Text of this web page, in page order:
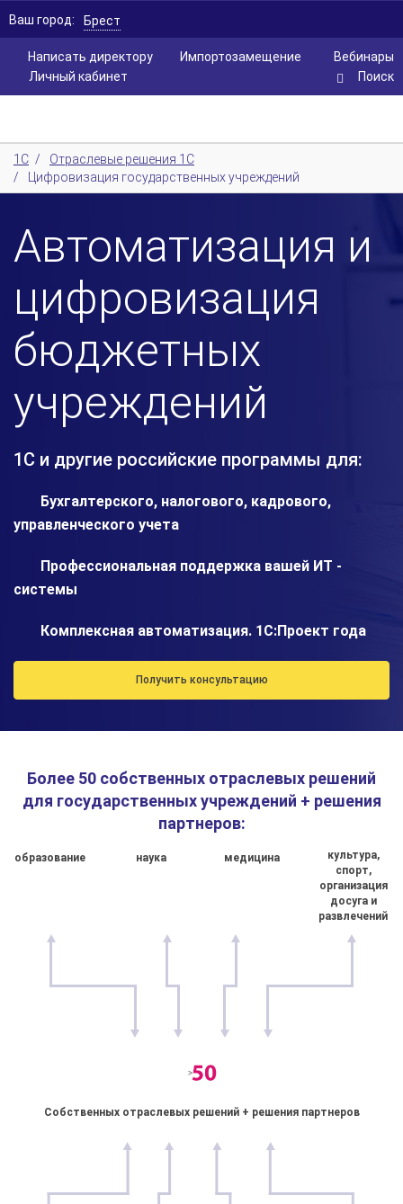
Написать директору Вебинары
Импортозамещение
Личный кабинет
Ваш город: Брест
Поиск
1С /
Отраслевые решения 1С
/
Цифровизация государственных учреждений
Автоматизация и
цифровизация
бюджетных
учреждений
1С и другие российские программы для:
Бухгалтерского, налогового, кадрового,
управленческого учета
Профессиональная поддержка вашей ИТ -
системы
Комплексная автоматизация. 1С:Проект года
Получить консультацию
Более 50 собственных отраслевых решений
для государственных учреждений + решения
партнеров:
образование наука медицина
культура,
спорт,
организация
досуга и
развлечений
Собственных отраслевых решений + решения партнеров